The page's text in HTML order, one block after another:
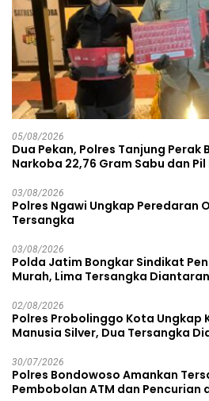
05/08/2026
Dua Pekan, Polres Tanjung
Narkoba 22,76 Gram Sabu dan Pil
03/08/2026
Polres Ngawi Ungkap Peredaran
Tersangka
03/08/2026
Polda Jatim Bongkar Sindikat
Murah, Lima Tersangka
02/08/2026
Polres Probolinggo Kota Ungkap
Manusia Silver, Dua Tersangka
30/07/2026
Polres Bondowoso Amankan
Pembobolan ATM dan Pencurian